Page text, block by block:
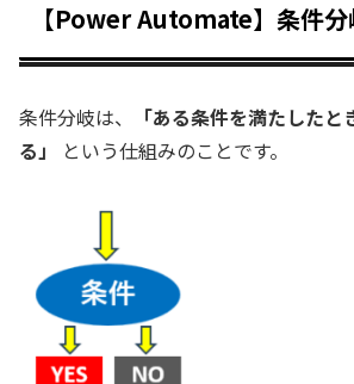
【Power Automate】条件
条件分岐は、
「ある条件を満たした
る」
という仕組みのことです。